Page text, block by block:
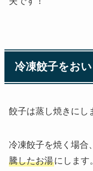
冷凍餃子をお
餃子は蒸し焼きにし
冷凍餃子を焼く場合、
騰したお湯にします。